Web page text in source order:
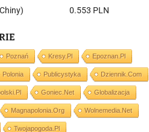
0.553 PLN
Poznań Kresy.pl Epoznan.pl
Polonia Publicystyka Dziennik.com
Goniec.net Globalizacja
Magnapolonia.org Wolnemedia.net
Twojapogoda.pl